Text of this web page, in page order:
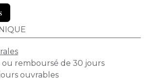
ou remboursé de 30 jours
ouvrables